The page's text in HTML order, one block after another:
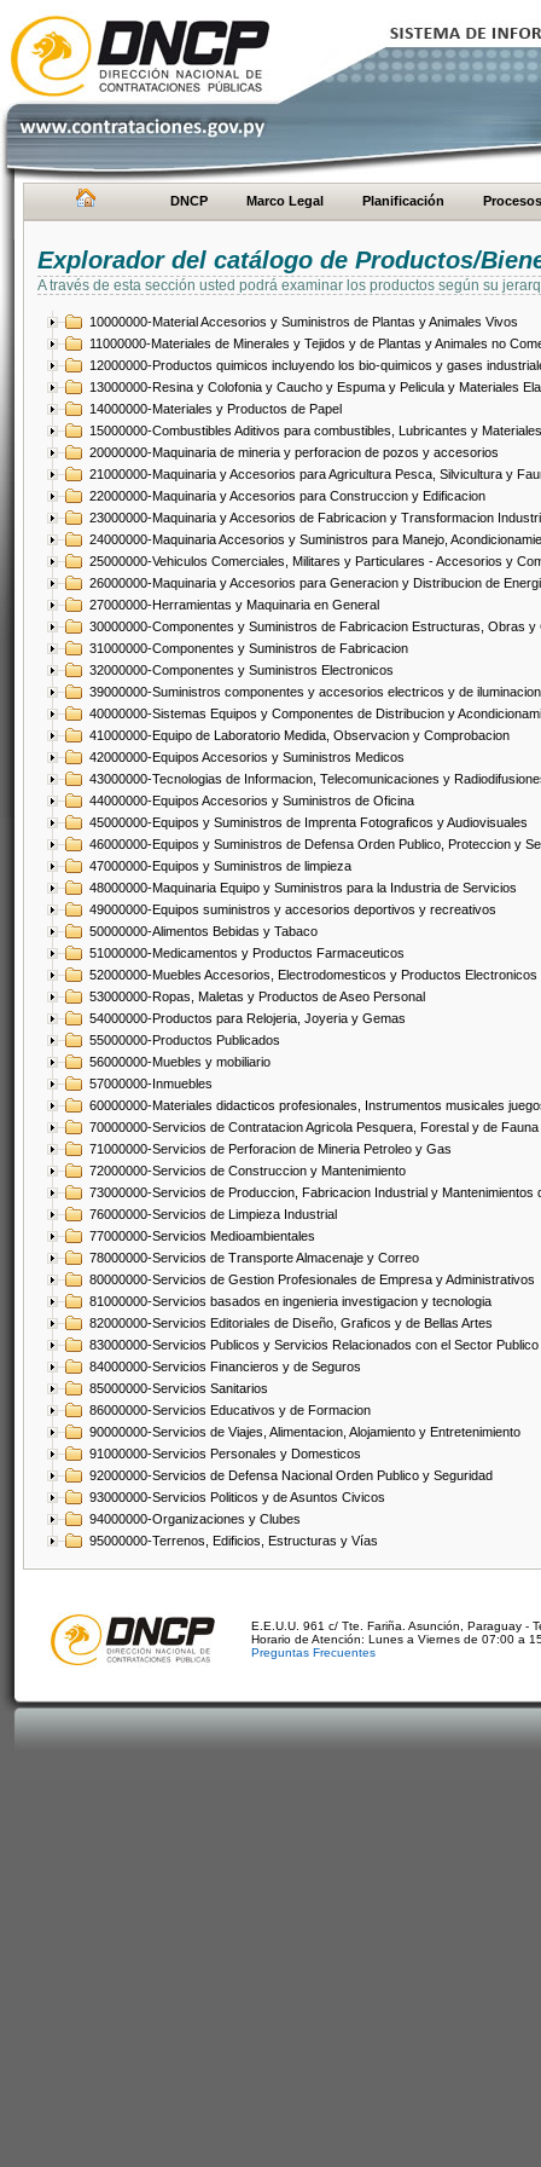
DNCP Marco Legal Planificación Procesos
Explorador del catálogo de Productos/
A través de esta sección usted podrá examinar los productos según su
10000000-Material Accesorios y Suministros de Plantas y Animales Vivos
11000000-Materiales de Minerales y Tejidos y de Plantas y Animales no
12000000-Productos quimicos incluyendo los bio-quimicos y gases
13000000-Resina y Colofonia y Caucho y Espuma y Pelicula y Materiales
14000000-Materiales y Productos de Papel
15000000-Combustibles Aditivos para combustibles, Lubricantes y
20000000-Maquinaria de mineria y perforacion de pozos y accesorios
21000000-Maquinaria y Accesorios para Agricultura Pesca, Silvicultura y
22000000-Maquinaria y Accesorios para Construccion y Edificacion
23000000-Maquinaria y Accesorios de Fabricacion y Transformacion
24000000-Maquinaria Accesorios y Suministros para Manejo,
25000000-Vehiculos Comerciales, Militares y Particulares - Accesorios y
26000000-Maquinaria y Accesorios para Generacion y Distribucion de
27000000-Herramientas y Maquinaria en General
30000000-Componentes y Suministros de Fabricacion Estructuras, Obras
31000000-Componentes y Suministros de Fabricacion
32000000-Componentes y Suministros Electronicos
39000000-Suministros componentes y accesorios electricos y de iluminacion
40000000-Sistemas Equipos y Componentes de Distribucion y
41000000-Equipo de Laboratorio Medida, Observacion y Comprobacion
42000000-Equipos Accesorios y Suministros Medicos
43000000-Tecnologias de Informacion, Telecomunicaciones y
44000000-Equipos Accesorios y Suministros de Oficina
45000000-Equipos y Suministros de Imprenta Fotograficos y Audiovisuales
46000000-Equipos y Suministros de Defensa Orden Publico, Proteccion y
47000000-Equipos y Suministros de limpieza
48000000-Maquinaria Equipo y Suministros para la Industria de Servicios
49000000-Equipos suministros y accesorios deportivos y recreativos
50000000-Alimentos Bebidas y Tabaco
51000000-Medicamentos y Productos Farmaceuticos
52000000-Muebles Accesorios, Electrodomesticos y Productos Electronicos
53000000-Ropas, Maletas y Productos de Aseo Personal
54000000-Productos para Relojeria, Joyeria y Gemas
55000000-Productos Publicados
56000000-Muebles y mobiliario
57000000-Inmuebles
60000000-Materiales didacticos profesionales, Instrumentos musicales
70000000-Servicios de Contratacion Agricola Pesquera, Forestal y de Fauna
71000000-Servicios de Perforacion de Mineria Petroleo y Gas
72000000-Servicios de Construccion y Mantenimiento
73000000-Servicios de Produccion, Fabricacion Industrial y Mantenimientos
76000000-Servicios de Limpieza Industrial
77000000-Servicios Medioambientales
78000000-Servicios de Transporte Almacenaje y Correo
80000000-Servicios de Gestion Profesionales de Empresa y Administrativos
81000000-Servicios basados en ingenieria investigacion y tecnologia
82000000-Servicios Editoriales de Diseño, Graficos y de Bellas Artes
83000000-Servicios Publicos y Servicios Relacionados con el Sector Publico
84000000-Servicios Financieros y de Seguros
85000000-Servicios Sanitarios
86000000-Servicios Educativos y de Formacion
90000000-Servicios de Viajes, Alimentacion, Alojamiento y Entretenimiento
91000000-Servicios Personales y Domesticos
92000000-Servicios de Defensa Nacional Orden Publico y Seguridad
93000000-Servicios Politicos y de Asuntos Civicos
94000000-Organizaciones y Clubes
95000000-Terrenos, Edificios, Estructuras y Vías
E.E.U.U. 961 c/ Tte. Fariña. Asunción, Paraguay -
Horario de Atención: Lunes a Viernes de 07:00 a
Preguntas Frecuentes